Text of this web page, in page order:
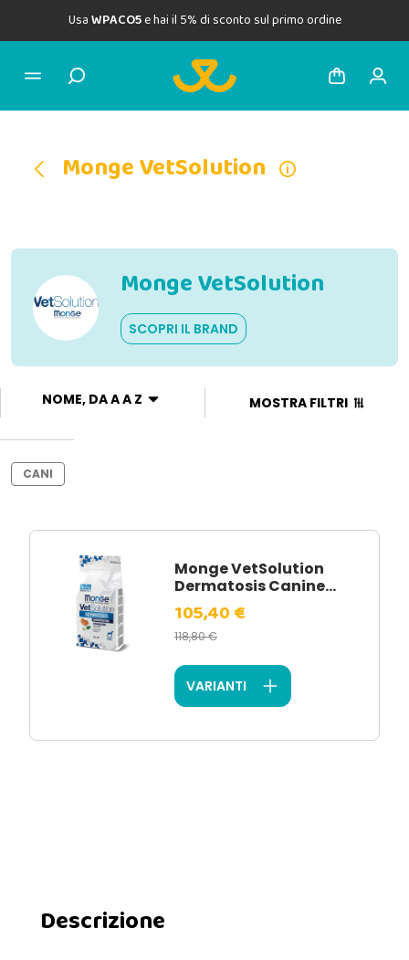
UsaWPACO5e hai il 5% di sconto sul primo ordine
Monge VetSolution
Monge VetSolution
SCOPRI IL BRAND
NOME, DA A A Z MOSTRA FILTRI
CANI
Monge VetSolution
Dermatosis Canine...
105,40 €
118,80 €
VARIANTI
Descrizione